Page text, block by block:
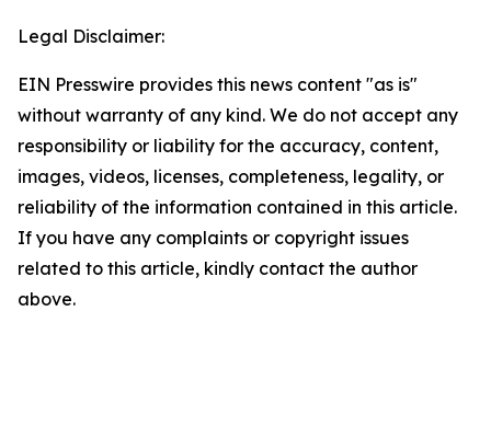
Legal Disclaimer:
EIN Presswire provides this news content "as is"
without warranty of any kind. We do not accept any
responsibility or liability for the accuracy, content,
images, videos, licenses, completeness, legality, or
reliability of the information contained in this article.
If you have any complaints or copyright issues
related to this article, kindly contact the author
above.